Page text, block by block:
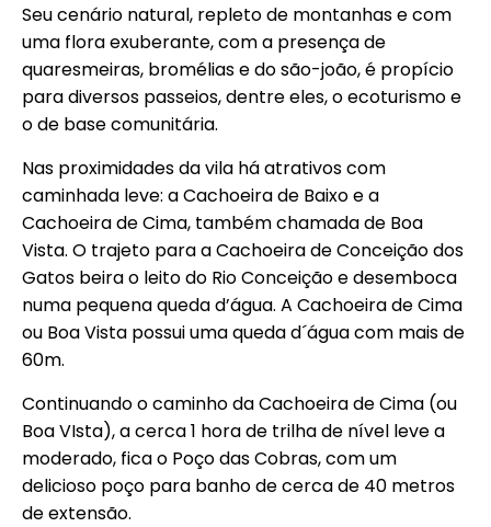
Seu cenário natural, repleto de montanhas e com
uma flora exuberante, com a presença de
quaresmeiras, bromélias e do são-joão, é propício
para diversos passeios, dentre eles, o ecoturismo e
o de base comunitária.
Nas proximidades da vila há atrativos com
caminhada leve: a Cachoeira de Baixo e a
Cachoeira de Cima, também chamada de Boa
Vista. O trajeto para a Cachoeira de Conceição dos
Gatos beira o leito do Rio Conceição e desemboca
numa pequena queda d’água. A Cachoeira de Cima
ou Boa Vista possui uma queda d´água com mais de
60m.
Continuando o caminho da Cachoeira de Cima (ou
Boa VIsta), a cerca 1 hora de trilha de nível leve a
moderado, fica o Poço das Cobras, com um
delicioso poço para banho de cerca de 40 metros
de extensão.